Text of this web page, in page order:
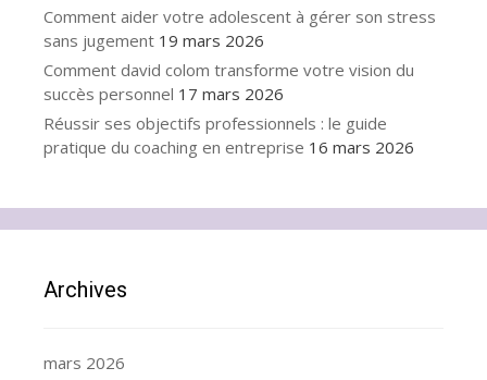
Comment aider votre adolescent à gérer son stress
sans jugement 19 mars 2026
Comment david colom transforme votre vision du
succès personnel 17 mars 2026
Réussir ses objectifs professionnels : le guide
pratique du coaching en entreprise 16 mars 2026
Archives
mars 2026